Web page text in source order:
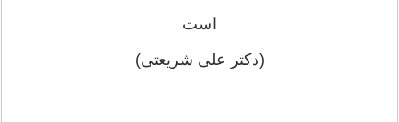
است
(دکتر علی شریعتی)